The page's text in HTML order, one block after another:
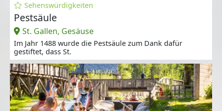
Sehenswürdigkeiten
Pestsäule
St. Gallen, Gesäuse
Im Jahr 1488 wurde die Pestsäule zum Dank dafür
gestiftet, dass St.